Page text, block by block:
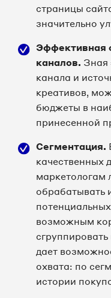
страницы
значительно
Эффективная
каналов. Зная
канала и
креативов,
бюджеты в
принесенной
Сегментация.
качественных
маркетологам
обрабатывать
возможным
дает
охвата: по
истории